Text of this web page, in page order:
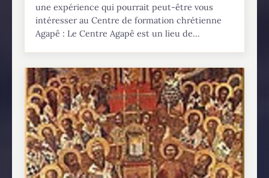
une expérience qui pourrait peut-être vous
intéresser au Centre de formation chrétienne
Agapê : Le Centre Agapê est un lieu de...